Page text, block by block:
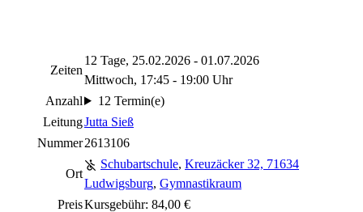
Zeiten
12 Tage, 25.02.2026 - 01.07.2026
Mittwoch, 17:45 - 19:00 Uhr
Anzahl
12 Termin(e)
LeitungJutta Sieß
Nummer2613106
Ort
Schubartschule, Kreuzäcker 32, 71634
Ludwigsburg, Gymnastikraum
PreisKursgebühr: 84,00 €